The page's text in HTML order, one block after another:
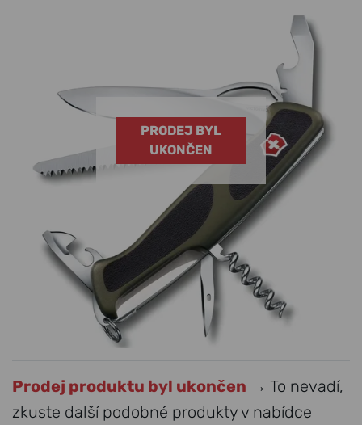
PRODEJ BYL
UKONČEN
Prodej produktu byl ukončen → To nevadí,
zkuste další podobné produkty v nabídce